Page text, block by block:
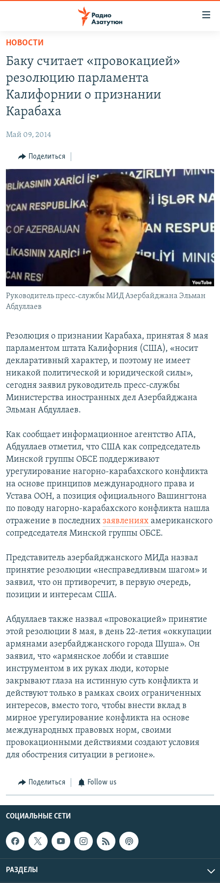
Перейти
основному
содержанию
Перейти
основной
Перейти
поиску
НОВОСТИ
ПОЛИТИКА
ОБЩЕСТВО
РЕГИОН
НАГОРНЫЙ КАРАБАХ
КУЛЬТУРА
АРХИВ
English
Русский
Все сайты Радио Азатутюн
НОВОСТИ
Баку считает «провокацией»
резолюцию парламента
Калифорнии о признании
Карабаха
Май 09, 2014
Поделиться
Руководитель пресс-службы МИД Азербайджана Эльман
Абдуллаев
Резолюция о признании Карабаха, принятая 8 мая
парламентом штата Калифорния (США), «носит
декларативный характер, и поэтому не имеет
никакой политической и юридической силы»,
сегодня заявил руководитель пресс-службы
Министерства иностранных дел Азербайджана
Эльман Абдуллаев.
Как сообщает информационное агентство АПА,
Абдуллаев отметил, что США как сопредседатель
Минской группы ОБСЕ поддерживают
урегулирование нагорно-карабахского конфликта
на основе принципов международного права и
Устава ООН, а позиция официального Вашингтона
по поводу нагорно-карабахского конфликта нашла
отражение в последних заявлениях американского
сопредседателя Минской группы ОБСЕ.
Представитель азербайджанского МИДа назвал
принятие резолюции «несправедливым шагом» и
заявил, что он пртиворечит, в первую очередь,
позиции и интересам США.
Абдуллаев также назвал «провокацией» принятие
этой резолюции 8 мая, в день 22-летия «оккупации
армянами азербайджанского города Шуша». Он
заявил, что «армянское лобби и ставшие
инструментом в их руках люди, которые
закрывают глаза на истинную суть конфликта и
действуют только в рамках своих ограниченных
интересов, вместо того, чтобы внести вклад в
мирное урегулирование конфликта на основе
международных правовых норм, своими
провокационными действиями создают условия
для обострения ситуации в регионе».
Поделиться Follow us
СОЦИАЛЬНЫЕ СЕТИ
РАЗДЕЛЫ